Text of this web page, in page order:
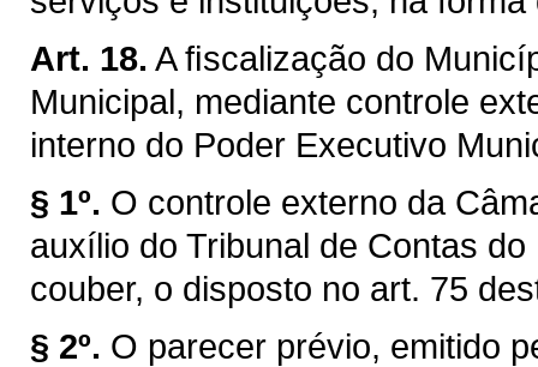
Art. 18. A ﬁscalização do
Municipal, mediante controle
interno do Poder Executivo
§ 1º. O controle externo da
auxílio do Tribunal de Contas
couber, o disposto no art. 75
§ 2º. O parecer prévio, emitido